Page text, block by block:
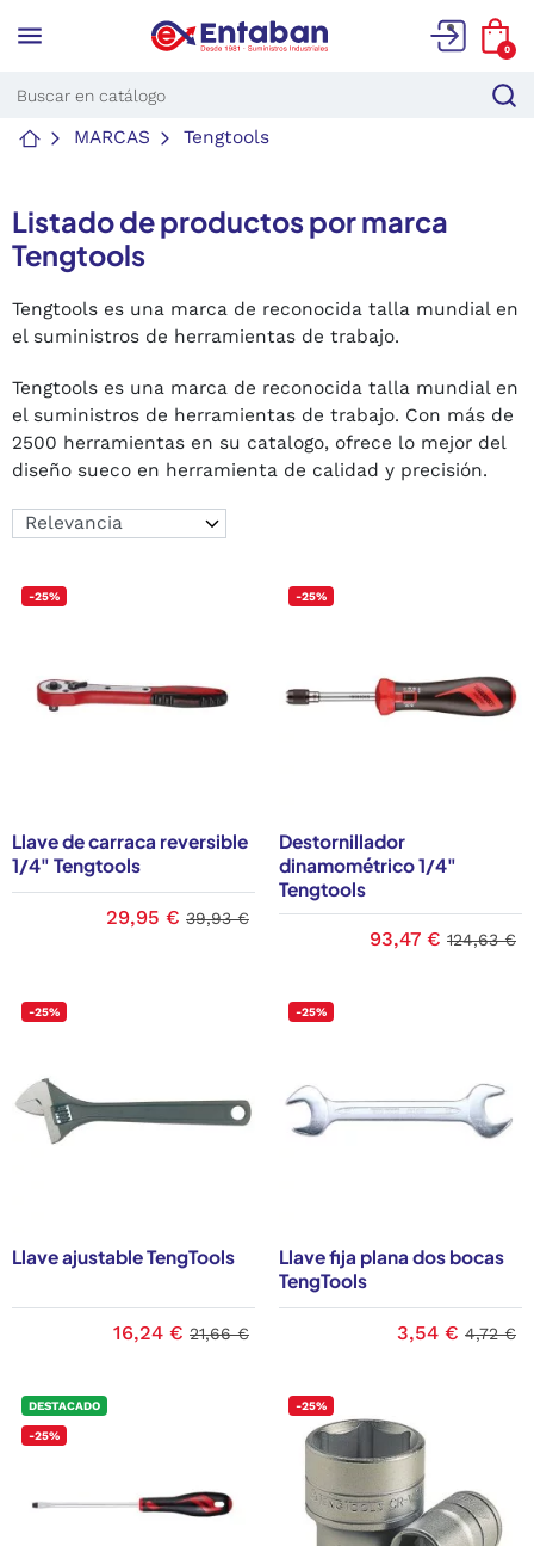
menu 0
MARCAS Tengtools
Listado de productos por marca
Tengtools
Tengtools es una marca de reconocida talla mundial en
el suministros de herramientas de trabajo.
Tengtools es una marca de reconocida talla mundial en
el suministros de herramientas de trabajo. Con más de
2500 herramientas en su catalogo, ofrece lo mejor del
diseño sueco en herramienta de calidad y precisión.
-25%
Llave de carraca reversible
1/4" Tengtools
29,95 € 39,93 €
-25%
Destornillador
dinamométrico 1/4"
Tengtools
93,47 € 124,63 €
-25%
Llave ajustable TengTools
16,24 € 21,66 €
-25%
Llave fija plana dos bocas
TengTools
3,54 € 4,72 €
DESTACADO
-25%
-25%